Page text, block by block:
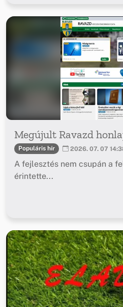
Megújult Ravazd
Populáris hír 2026. 07. 07
A fejlesztés nem csupán a
érintette...